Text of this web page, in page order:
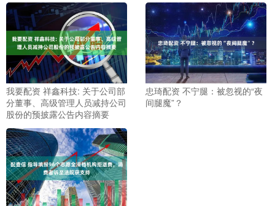
我要配资 祥鑫科技: 关于公司部
分董事、高级管理人员减持公司
股份的预披露公告内容摘要
忠琦配资 不宁腿：被忽视的“夜
间腿魔”？